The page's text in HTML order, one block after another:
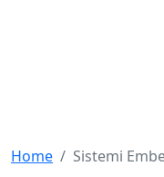
Home Sistemi